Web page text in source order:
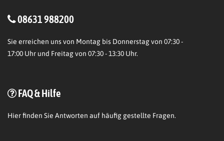
08631 988200
Sie erreichen uns von Montag bis Donnerstag von 07:30 -
17:00 Uhr und Freitag von 07:30 - 13:30 Uhr.
FAQ & Hilfe
Hierfinden Sie Antworten auf häufig gestellte Fragen.